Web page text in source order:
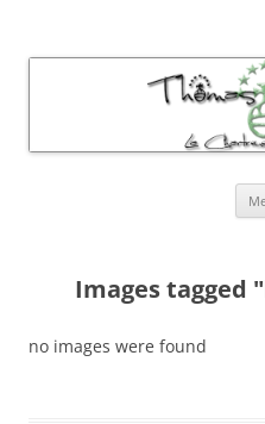
Images tagged
no images were found